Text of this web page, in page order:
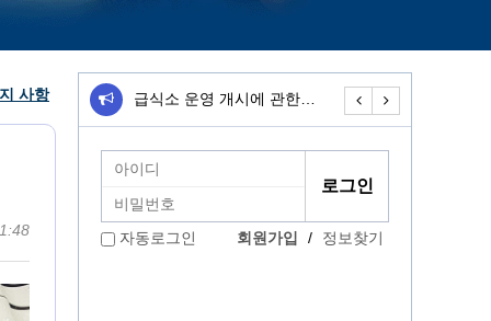
사항 급식소 운영 개시에 관한… 무료급식소 운영
자동로그인 회원가입 / 정보찾기